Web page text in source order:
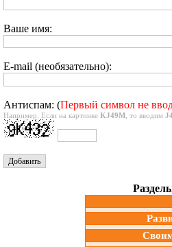
Ваше имя:
E-mail (необязательно):
Антиспам: (Первый символ не
Например: Если на картинке KJ49M , то вводим